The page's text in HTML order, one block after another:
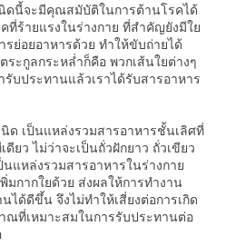
ดนี้จะมีคุณสมับัติในการต้านโรคได้
ที่ร้ายแรงในร่างกาย ที่สำคัญยังมีใย
ย่อยอาหารด้วย ทำให้ขับถ่ายได้
ระกูลกระหล่ำก็คือ พวกเส้นใยต่างๆ
รับประทานแล้วเราได้รับสารอาหาร
ด เป็นแหล่งรวมสารอาหารชั้นเลิศที่
ดียว ไม่ว่าจะเป็นถั่วฝักยาว ถั่วเขียว
แหล่งรวมสารอาหารในร่างกาย
มกากใยด้วย ส่งผลให้การทำงาน
ได้ดีขึ้น จึงไม่ทำให้เสี่ยงต่อการเกิด
ที่เหมาะสมในการรับประทานต่อ